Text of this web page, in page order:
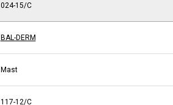
024-15/C
BAL-DERM
Mast
117-12/C